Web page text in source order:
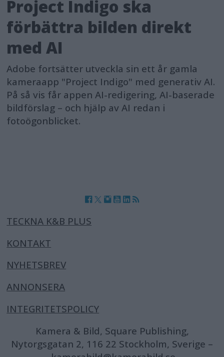
Project Indigo ska
förbättra bilden direkt
med AI
Adobe fortsätter utveckla sin ett år gamla
kameraapp "Project Indigo" med generativ AI.
På så vis får appen AI-redigering, AI-baserade
bildförslag – och hjälp av AI redan i
fotoögonblicket.
TECKNA K&B PLUS
KONTAKT
NYHETSBREV
ANNONSERA
INTEGRITETSPOLICY
Kamera & Bild, Square Publishing,
Nytorgsgatan 2, 116 22 Stockholm, Sverige –